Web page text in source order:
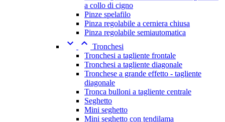
a collo di cigno
Pinze spelafilo
Pinza regolabile a cerniera chiusa
Pinza regolabile semiautomatica
  Tronchesi
Tronchesi a tagliente frontale
Tronchesi a tagliente diagonale
Tronchese a grande effetto - tagliente
diagonale
Tronca bulloni a tagliente centrale
Seghetto
Mini seghetto
Mini seghetto con tendilama